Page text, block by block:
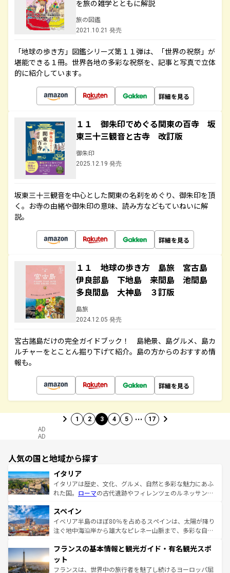
を旅の雑学とともに解説
旅の図鑑
2021.10.21 発売
「地球の歩き方」図鑑シリーズ第１１弾は、「世界の祝祭」が
堪能できる１冊。世界各地の多彩な祝祭を、記事と写真で立体
的に紹介しています。
詳細を見る
１１ 御朱印でめぐる関東の百寺 坂
東三十三観音と古寺 改訂版
御朱印
2025.12.19 発売
坂東三十三観音を中心とした関東の名刹をめぐり、御朱印を頂
く。お寺の由緒や御朱印の意味、読み方などもていねいに解
説。
詳細を見る
１１ 地球の歩き方 島旅 宮古島
伊良部島 下地島 来間島 池間島
多良間島 大神島 ３訂版
島旅
2024.12.05 発売
宮古諸島だけの完全ガイドブック！ 島絶景、島グルメ、島カ
ルチャーをとことん掘り下げて紹介。島の方からのおすすめ情
報も。
詳細を見る
1 2 3 4 5 … 17
AD
AD
人気の国と地域から探す
イタリア
イタリアは歴史、文化、グルメ、自然と多彩な魅力にあふ
れた国。 ローマの古代遺跡やフィレンツェのルネッサンス
ろん、トスカーナの美しい田園風景やアマルフィ海岸の絶
景など、自然景観も見逃せない。観光の合間には、本場の
ピザやパスタなど、絶品のイタリア料理を堪能することも
ませてくれるイタリアで、忘れられない旅をしてみよう！
なお、新着のイタリア情報は
しい。
スペイン
イベリア半島のほぼ80％を占めるスペインは、太陽が降り
注ぐ地中海沿岸から雄大なピレネー山脈まで、多彩な自然
文化が根付くこの国では、情熱的なフラメンコ、熱気あふ
れる闘牛、そして美味しいタパスが生活の一部となってい
る。首都マドリードの洗練された雰囲気や、バルセロナの
フランスの基本情報と観光ガイド・有名観光スポ
ット
フランスは、世界中の旅行者を魅了し続けるヨーロッパ屈